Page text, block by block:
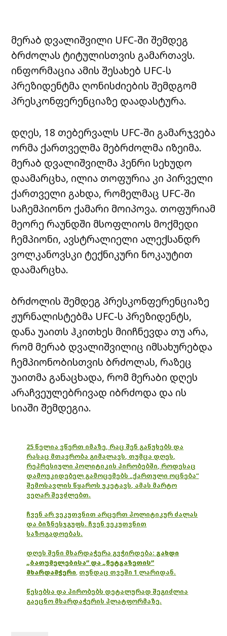
მერაბ დვალიშვილი UFC-ში შემდეგ
ბრძოლას ტიტულისთვის გამართავს.
ინფორმაცია ამის შესახებ UFC-ს
პრეზიდენტმა ღონისძიების შემდგომ
პრესკონფერენციაზე დაადასტურა.
დღეს, 18 თებერვალს UFC-ში გამარჯვება
ორმა ქართველმა მებრძოლმა იზეიმა.
მერაბ დვალიშვილმა ჰენრი სეხუდო
დაამარცხა, ილია თოფურია კი პირველი
ქართველი გახდა, რომელმაც UFC-ში
საჩემპიონო ქამარი მოიპოვა. თოფურიამ
მეორე რაუნდში მსოფლიოს მოქმედი
ჩემპიონი, ავსტრალიელი ალექსანდრ
ვოლკანოვსკი ტექნიკური ნოკაუტით
დაამარცხა.
ბრძოლის შემდეგ პრესკონფერენციაზე
ჟურნალისტებმა UFC-ს პრეზიდენტს,
დანა უაითს ჰკითხეს მიიჩნევდა თუ არა,
რომ მერაბ დვალიშვილიც იმსახურებდა
ჩემპიონობისთვის ბრძოლას, რაზეც
უაითმა განაცხადა, რომ მერაბი დღეს
არაჩვეულებრივად იბრძოდა და ის
სიაში შემდეგია.
25 წელია ვწერთ იმაზე, რაც შენ გაწუხებს და
რასაც მთავრობა გიმალავს, თუმცა დღეს,
რეპრესიული პოლიტიკის პირობებში, როდესაც
დამოუკიდებელ გამოცემებს „ქართული ოცნება“
შემოსავლის წყაროს უკეტავს, ამას მარტო
ვეღარ შევძლებთ.
ჩვენ არ ვეკუთვნით არცერთ პოლიტიკურ ძალას
და ბიზნესჯგუფს. ჩვენ ვეკუთვნით
საზოგადოებას.
დღეს შენი მხარდაჭერა გვჭირდება: გახდი
„ბათუმელებისა“ და „ნეტგაზეთის“
მხარდამჭერი, თუნდაც თვეში 1 ლარიდან.
წესებსა და პირობებს დეტალურად შეგიძლია
გაეცნო მხარდაჭერის პლატფორმაზე.